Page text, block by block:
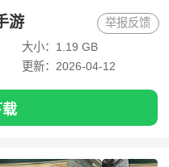
游
大小：1.19 GB
更新：2026-04-12
举报反馈